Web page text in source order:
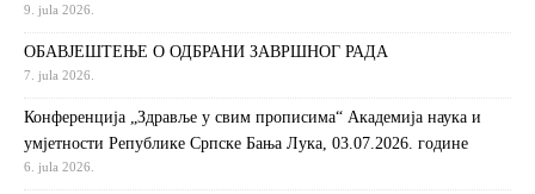
9. jula 2026.
ОБАВЈЕШТЕЊЕ О ОДБРАНИ ЗАВРШНОГ РАДА
7. jula 2026.
Конференција „Здравље у свим прописима“ Академија наука и
умјетности Републике Српске Бања Лука, 03.07.2026. године
6. jula 2026.